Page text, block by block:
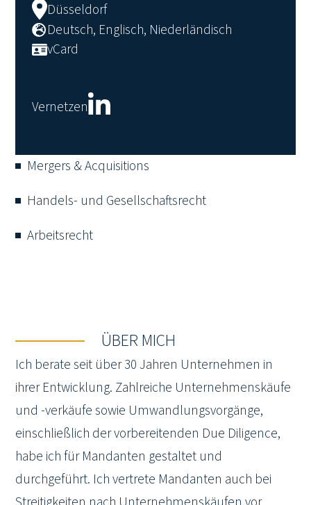
Mergers & Acquisitions
Handels- und Gesellschaftsrecht
Arbeitsrecht
Düsseldorf
Deutsch, Englisch, Niederländisch
vCard
Vernetzen
ÜBER MICH
Ich berate seit über 30 Jahren Unternehmen in
ihrer Entwicklung. Zahlreiche Unternehmenskäufe
und -verkäufe sowie Umwandlungsvorgänge,
einschließlich der vorbereitenden Due Diligence,
habe ich für Mandanten gestaltet und
durchgeführt. Ich vertrete Mandanten auch bei